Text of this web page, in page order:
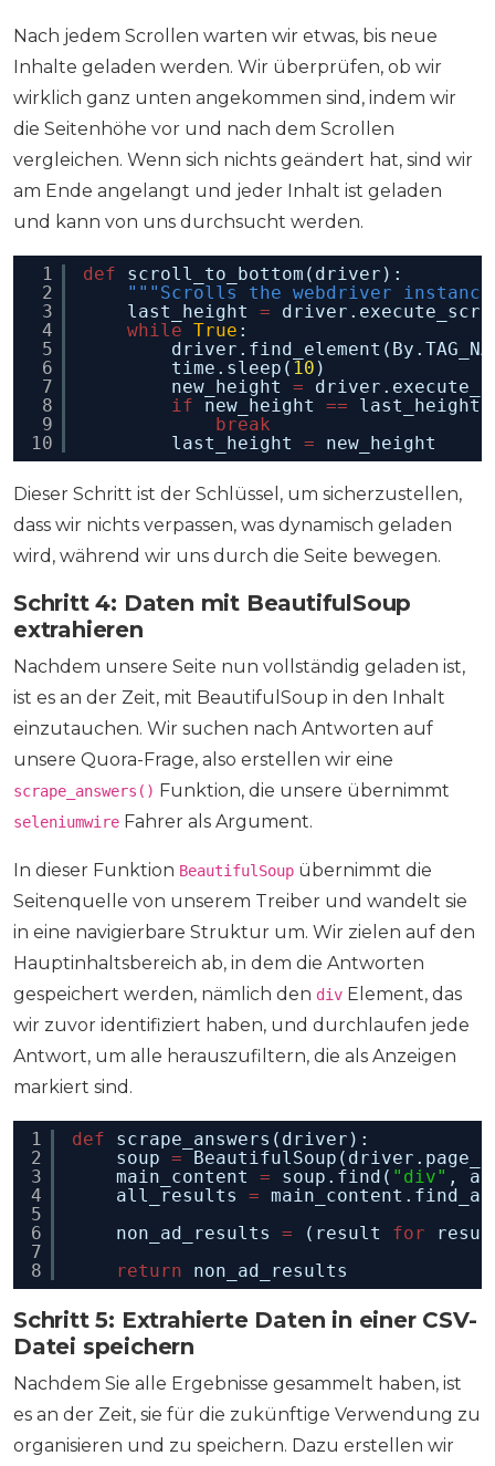
Nach jedem Scrollen warten wir etwas, bis neue
Inhalte geladen werden. Wir überprüfen, ob wir
wirklich ganz unten angekommen sind, indem wir
die Seitenhöhe vor und nach dem Scrollen
vergleichen. Wenn sich nichts geändert hat, sind wir
am Ende angelangt und jeder Inhalt ist geladen
und kann von uns durchsucht werden.
1
2
3
4
5
6
7
8
9
10
def
scroll_to_bottom(driver):
"""Scrolls the webdriver
last_height =
while True :
time.sleep( 10 )
new_height =
if
new_height ==
last_height:
break
last_height = new_height
Dieser Schritt ist der Schlüssel, um sicherzustellen,
dass wir nichts verpassen, was dynamisch geladen
wird, während wir uns durch die Seite bewegen.
Schritt 4: Daten mit BeautifulSoup
extrahieren
Nachdem unsere Seite nun vollständig geladen ist,
ist es an der Zeit, mit BeautifulSoup in den Inhalt
einzutauchen. Wir suchen nach Antworten auf
unsere Quora-Frage, also erstellen wir eine
scrape_answers() Funktion, die unsere übernimmt
seleniumwire Fahrer als Argument.
In dieser Funktion BeautifulSoup übernimmt die
Seitenquelle von unserem Treiber und wandelt sie
in eine navigierbare Struktur um. Wir zielen auf den
Hauptinhaltsbereich ab, in dem die Antworten
gespeichert werden, nämlich den div Element, das
wir zuvor identifiziert haben, und durchlaufen jede
Antwort, um alle herauszufiltern, die als Anzeigen
markiert sind.
1
2
3
4
5
6
7
8
def
scrape_answers(driver):
soup =
main_content = soup.find( "div" ,
all_results =
non_ad_results = (result for
return
non_ad_results
Schritt 5: Extrahierte Daten in einer CSV-
Datei speichern
Nachdem Sie alle Ergebnisse gesammelt haben, ist
es an der Zeit, sie für die zukünftige Verwendung zu
organisieren und zu speichern. Dazu erstellen wir